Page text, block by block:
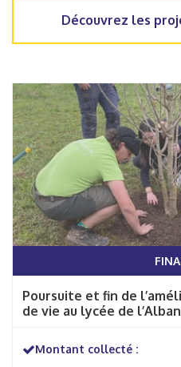
Découvrez les
Poursuite et fin de
de vie au lycée de
Montant collecté :